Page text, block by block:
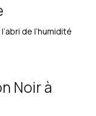
de l’humidité
Noir à